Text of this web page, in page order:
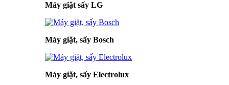
Máy giặt sấy LG
Máy giặt, sấy Bosch
Máy giặt, sấy Electrolux